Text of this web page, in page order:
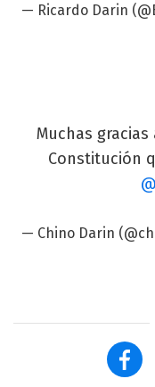
— Ricardo Darin
Muchas
Constitución
— Chino Darin